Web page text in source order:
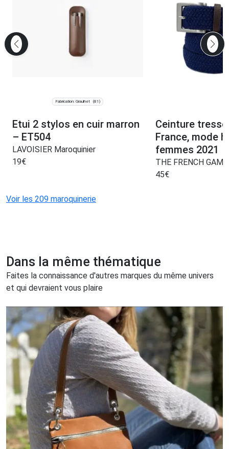
Fabrication: Graulhet (81)
Etui 2 stylos en cuir marron
– ET504
LAVOISIER Maroquinier
19€
Ceinture
France, mode
femmes 2021
THE FRENCH GAME
45€
Voir les 209 maroquinerie
Dans la même thématique
Faites la connaissance d'autres marques du même univers
et qui devraient vous plaire